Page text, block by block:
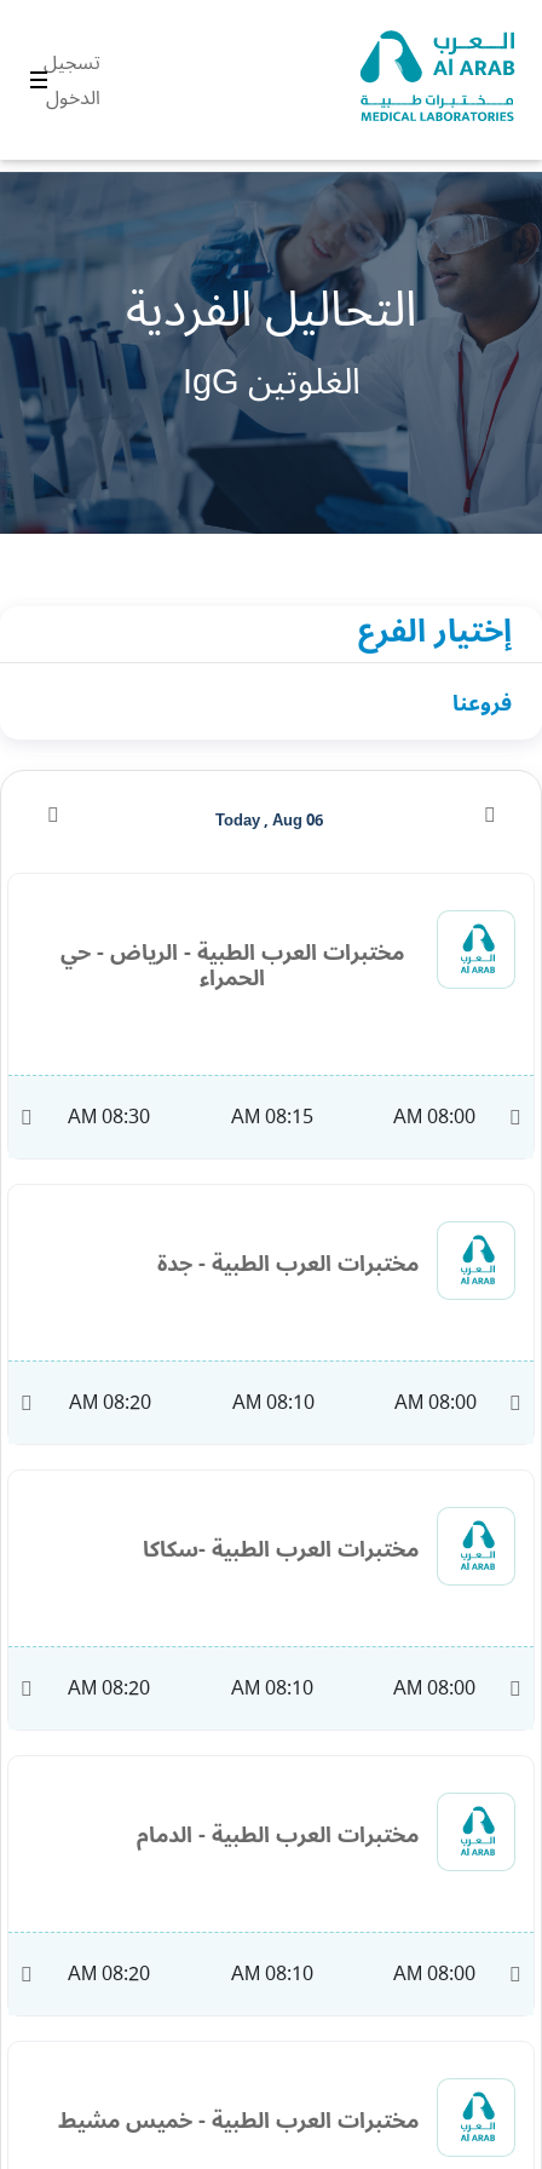
تسجيل
الدخول
التحاليل الفردية
الغلوتين IgG
إختيار الفرع
فروعنا
مختبرات العرب الطبية - الرياض - حي
الحمراء
08:00 AM
08:15 AM
08:30 AM
مختبرات العرب الطبية - جدة
08:00 AM
08:10 AM
08:20 AM
مختبرات العرب الطبية -سكاكا
08:00 AM
08:10 AM
08:20 AM
مختبرات العرب الطبية - الدمام
08:00 AM
08:10 AM
08:20 AM
مختبرات العرب الطبية - خميس مشيط